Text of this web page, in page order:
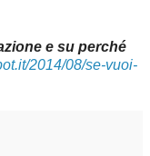
e su perché
2014/08/se-vuoi-